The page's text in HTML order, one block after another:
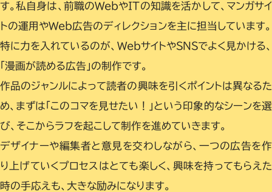
す。私自身は、前職のWebやITの知識を活かして、マンガサイ
トの運用やWeb広告のディレクションを主に担当しています。
特に力を入れているのが、WebサイトやSNSでよく見かける、
「漫画が読める広告」の制作です。
作品のジャンルによって読者の興味を引くポイントは異なるた
め、まずは「このコマを見せたい！」という印象的なシーンを選
び、そこからラフを起こして制作を進めていきます。
デザイナーや編集者と意見を交わしながら、一つの広告を作
り上げていくプロセスはとても楽しく、興味を持ってもらえた
時の手応えも、大きな励みになります。